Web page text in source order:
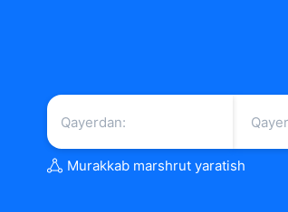
Murakkab marshrut yaratish